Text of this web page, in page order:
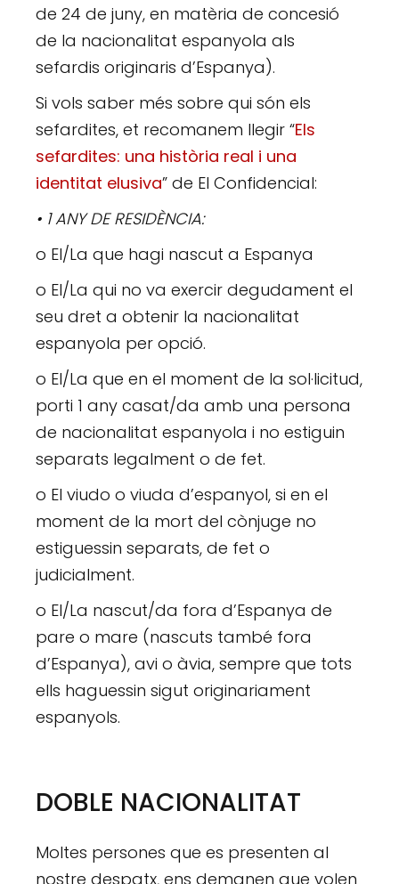
de 24 de juny, en matèria de concesió
de la nacionalitat espanyola als
sefardis originaris d’Espanya).
Si vols saber més sobre qui són els
sefardites, et recomanem llegir “Els
sefardites: una història real i una
identitat elusiva” de El Confidencial:
• 1 ANY DE RESIDÈNCIA:
o El/La que hagi nascut a Espanya
o El/La qui no va exercir degudament el
seu dret a obtenir la nacionalitat
espanyola per opció.
o El/La que en el moment de la sol·licitud,
porti 1 any casat/da amb una persona
de nacionalitat espanyola i no estiguin
separats legalment o de fet.
o El viudo o viuda d’espanyol, si en el
moment de la mort del cònjuge no
estiguessin separats, de fet o
judicialment.
o El/La nascut/da fora d’Espanya de
pare o mare (nascuts també fora
d’Espanya), avi o àvia, sempre que tots
ells haguessin sigut originariament
espanyols.
DOBLE NACIONALITAT
Moltes persones que es presenten al
nostre despatx, ens demanen que volen